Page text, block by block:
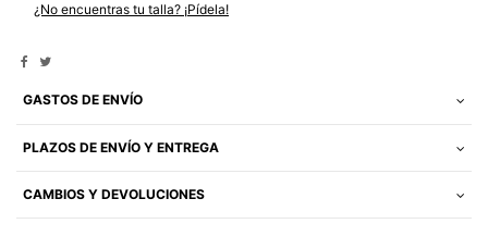
¿No encuentras tu talla? ¡Pídela!
GASTOS DE ENVÍO
PLAZOS DE ENVÍO Y ENTREGA
CAMBIOS Y DEVOLUCIONES